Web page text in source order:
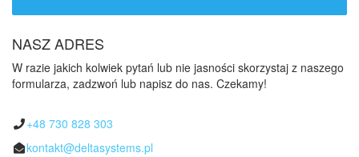
NASZ ADRES
W razie jakich kolwiek pytań lub nie jasności skorzystaj z naszego
formularza, zadzwoń lub napisz do nas. Czekamy!
+48 730 828 303
kontakt@deltasystems.pl